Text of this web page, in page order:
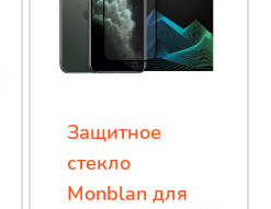
Защитное
стекло
Monblan для